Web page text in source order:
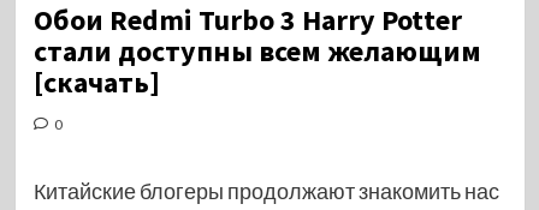
Обои Redmi Turbo 3 Harry Potter
стали доступны всем желающим
[скачать]
0
Китайские блогеры продолжают знакомить нас